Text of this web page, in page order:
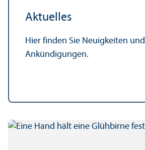
Aktuelles
Hier finden Sie Neuigkeiten und
Ankündigungen.